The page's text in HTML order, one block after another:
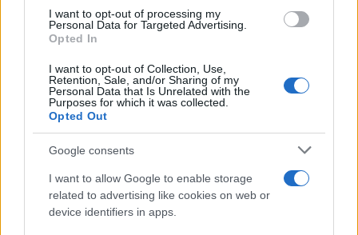
I want to opt-out of processing my
Personal Data for Targeted Advertising.
Opted In
I want to opt-out of Collection, Use,
Retention, Sale, and/or Sharing of my
Personal Data that Is Unrelated with the
Purposes for which it was collected.
Opted Out
Google consents
I want to allow Google to enable storage
related to advertising like cookies on web or
device identifiers in apps.
o
k
r st A
p
p
NOTIZIE RECENTI
Sangue, musica e solidarietà con Avis Olbia al
Delta Center
Meteo Olbia 9 agosto, temperature in calo